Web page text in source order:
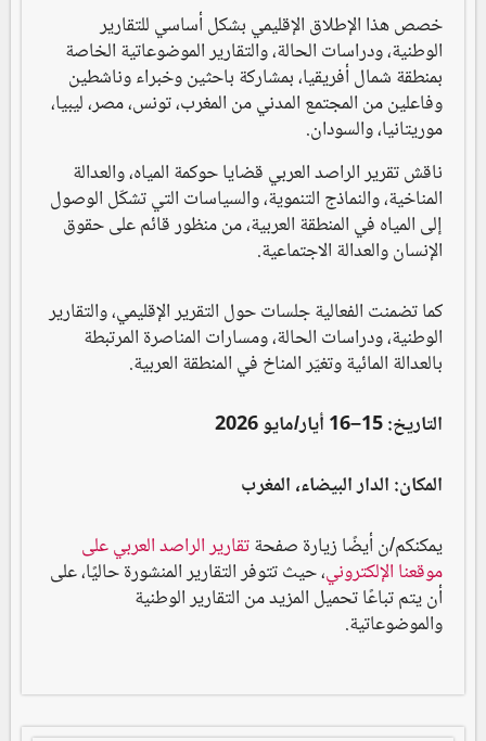
خصص هذا الإطلاق الإقليمي بشكل أساسي للتقارير
الوطنية، ودراسات الحالة، والتقارير الموضوعاتية الخاصة
بمنطقة شمال أفريقيا، بمشاركة باحثين وخبراء وناشطين
وفاعلين من المجتمع المدني من المغرب، تونس، مصر، ليبيا،
موريتانيا، والسودان.
ناقش تقرير الراصد العربي قضايا حوكمة المياه، والعدالة
المناخية، والنماذج التنموية، والسياسات التي تشكّل الوصول
إلى المياه في المنطقة العربية، من منظور قائم على حقوق
الإنسان والعدالة الاجتماعية.
كما تضمنت الفعالية جلسات حول التقرير الإقليمي، والتقارير
الوطنية، ودراسات الحالة، ومسارات المناصرة المرتبطة
بالعدالة المائية وتغيّر المناخ في المنطقة العربية.
التاريخ: 15–16 أيار/مايو 2026
المكان: الدار البيضاء، المغرب
يمكنكم/ن أيضًا زيارة صفحةتقارير الراصد العربي على
موقعنا الإلكتروني، حيث تتوفر التقارير المنشورة حاليًا، على
أن يتم تباعًا تحميل المزيد من التقارير الوطنية
والموضوعاتية.